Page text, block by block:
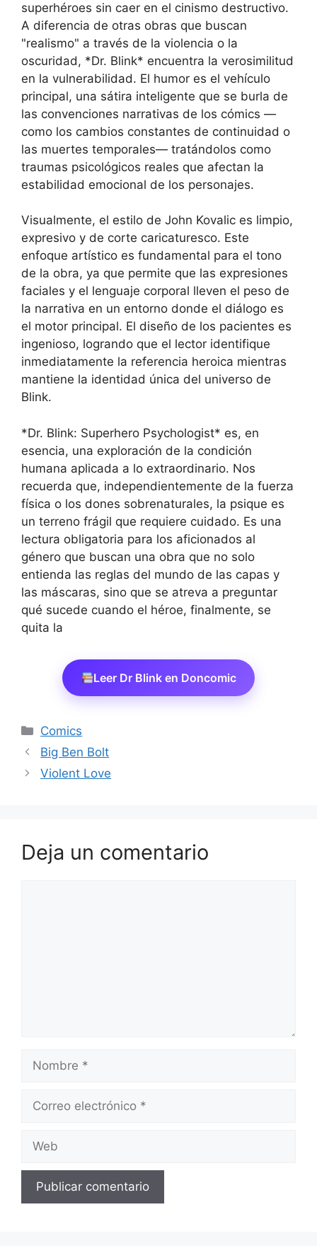
superhéroes sin caer en el cinismo destructivo.
A diferencia de otras obras que buscan
"realismo" a través de la violencia o la
oscuridad, *Dr. Blink* encuentra la verosimilitud
en la vulnerabilidad. El humor es el vehículo
principal, una sátira inteligente que se burla de
las convenciones narrativas de los cómics —
como los cambios constantes de continuidad o
las muertes temporales— tratándolos como
traumas psicológicos reales que afectan la
estabilidad emocional de los personajes.
Visualmente, el estilo de John Kovalic es limpio,
expresivo y de corte caricaturesco. Este
enfoque artístico es fundamental para el tono
de la obra, ya que permite que las expresiones
faciales y el lenguaje corporal lleven el peso de
la narrativa en un entorno donde el diálogo es
el motor principal. El diseño de los pacientes es
ingenioso, logrando que el lector identifique
inmediatamente la referencia heroica mientras
mantiene la identidad única del universo de
Blink.
*Dr. Blink: Superhero Psychologist* es, en
esencia, una exploración de la condición
humana aplicada a lo extraordinario. Nos
recuerda que, independientemente de la fuerza
física o los dones sobrenaturales, la psique es
un terreno frágil que requiere cuidado. Es una
lectura obligatoria para los aficionados al
género que buscan una obra que no solo
entienda las reglas del mundo de las capas y
las máscaras, sino que se atreva a preguntar
qué sucede cuando el héroe, finalmente, se
quita la
Leer Dr Blink en Doncomic
Categorías
Comics
Big Ben Bolt
Violent Love
Deja un comentario
Nombre
Correo
Web